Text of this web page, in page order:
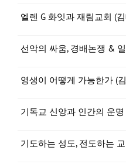
엘렌 G 화잇과 재림교회 (
선악의 싸움, 경배논쟁 &
영생이 어떻게 가능한가 (
기독교 신앙과 인간의 운
기도하는 성도, 전도하는